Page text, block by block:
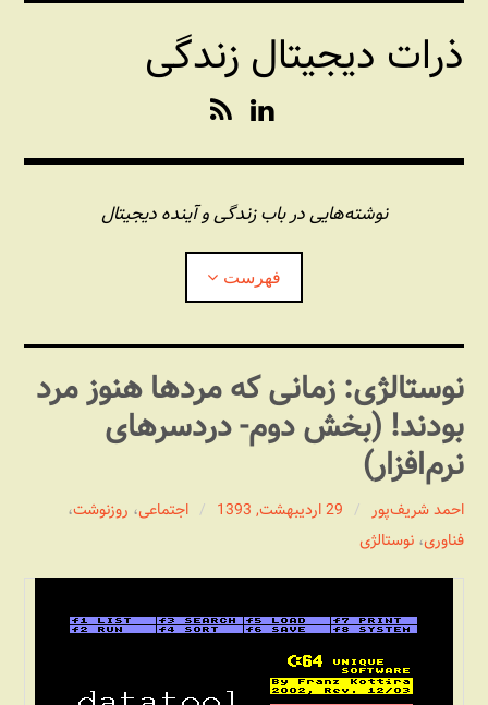
رفتن
محتواذرات دیجیتال زندگی
n
k
e
d
I
n
S
نوشته‌هایی در باب زندگی و آینده دیجیتال
فهرست
درباره این وبلاگ
مجله شبکه
پندهای یونیکسی استاد «فو»
نوستالژی: زمانی که مردها هنوز مرد
بودند! (بخش دوم- دردسرهای
نرم‌افزار)
احمد شریف‌پور 29 اردیبهشت, 1393 اجتماعی، روزنوشت،
فناوری،نوستالژی